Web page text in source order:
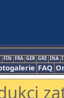
FIN FRA GER GRE INA
FAQ